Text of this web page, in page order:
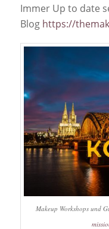
Immer Up to date
Blog https://
Makeup Workshops und